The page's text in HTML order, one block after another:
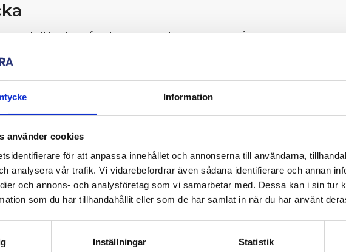
Information
använder cookies
för att anpassa innehållet och annonserna till användarna,
analysera vår trafik. Vi vidarebefordrar även sådana identifierare och annan
och annons- och analysföretag som vi samarbetar med. Dessa kan i sin tur
som du har tillhandahållit eller som de har samlat in när du har använt
Inställningar Statistik
med ett blodprov för att se om man ligger i riskzonen för
som samlats in från hälsoundersökningar av 30 000
Linköping, Malmö, Stockholm, Umeå och Uppsala.
om resultatet från studien. Göran Bergström,
universitetssjukhuset:
kärlsjukdom upp i åldrarna. Ja, kanske till och med